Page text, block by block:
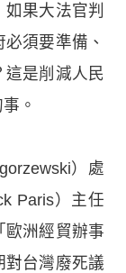
果大法官判
須要準備、
這是削減人民
。
）處
Paris）主任
歐洲經貿辦事
對台灣廢死議